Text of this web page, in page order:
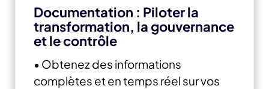
Documentation : Piloter la
transformation, la gouvernance
et le contrôle
• Obtenez des informations
complètes et en temps réel sur vos